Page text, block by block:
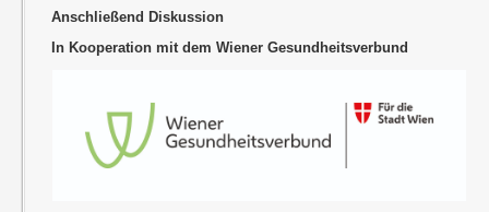
Anschließend Diskussion
In Kooperation mit dem Wiener Gesundheitsverbund